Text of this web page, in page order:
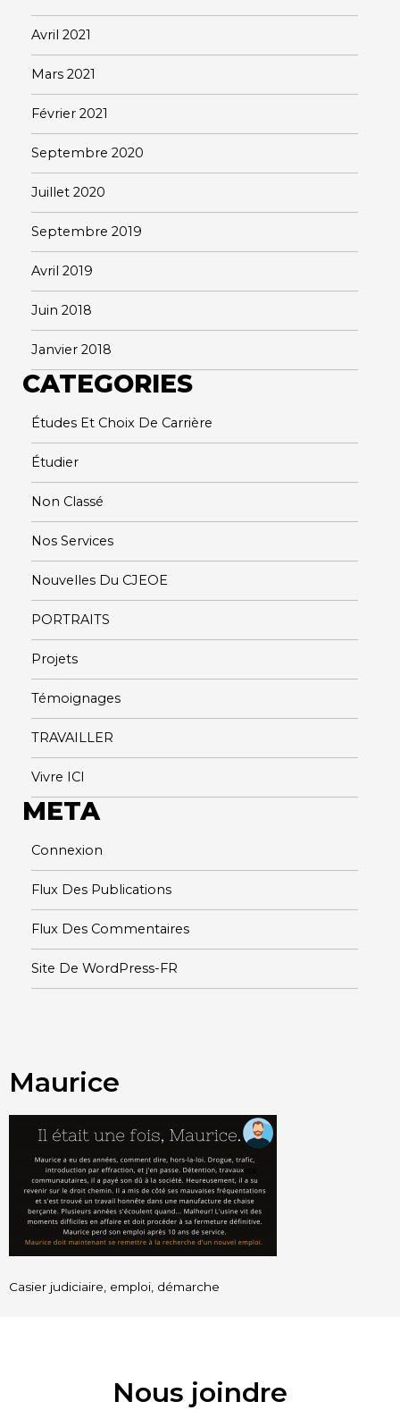
Avril 2021
Mars 2021
Février 2021
Septembre 2020
Juillet 2020
Septembre 2019
Avril 2019
Juin 2018
Janvier 2018
CATEGORIES
Études Et Choix De Carrière
Étudier
Non Classé
Nos Services
Nouvelles Du CJEOE
PORTRAITS
Projets
Témoignages
TRAVAILLER
Vivre ICI
META
Connexion
Flux Des Publications
Flux Des Commentaires
Site De WordPress-FR
Maurice
Casier judiciaire, emploi, démarche
Nous joindre